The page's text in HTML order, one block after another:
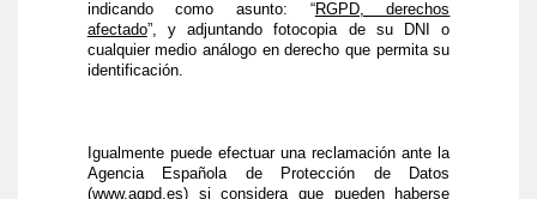
indicando como asunto: “RGPD, derechos
afectado”, y adjuntando fotocopia de su DNI o
cualquier medio análogo en derecho que permita su
identificación.
Igualmente puede efectuar una reclamación ante la
Agencia Española de Protección de Datos
(www.agpd.es) si considera que pueden haberse